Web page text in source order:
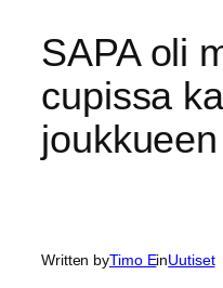
SAPA oli
cupissa
Written byTimo EinUutiset